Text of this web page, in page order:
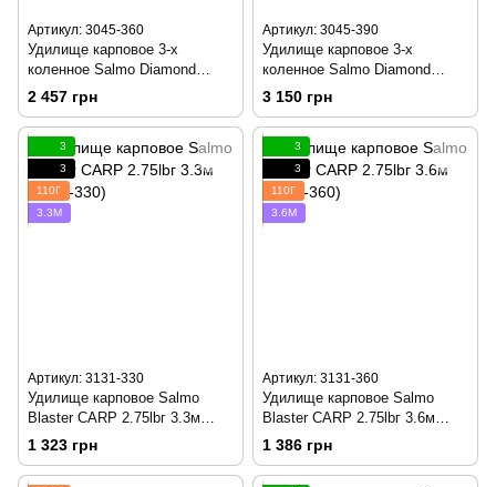
Артикул: 3045-360
Удилище карповое 3-х
коленное Salmo Diamond
CARP 3.5lbг 3.6м (3045-360)
2 457 грн
Артикул: 3045-390
Удилище карповое 3-х
коленное Salmo Diamond
CARP 3.5lbг 3.9м (3045-390)
3 150 грн
3
3
110Г
3.3М
Артикул: 3131-330
Удилище карповое Salmo
Blaster CARP 2.75lbг 3.3м
(3131-330)
1 323 грн
3
3
110Г
3.6М
Артикул: 3131-360
Удилище карповое Salmo
Blaster CARP 2.75lbг 3.6м
(3131-360)
1 386 грн